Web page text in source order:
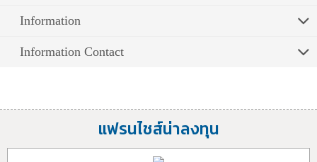
Information
Information Contact
แฟรนไชส์น่าลงทุน